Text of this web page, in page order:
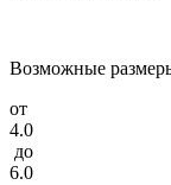
Возможные
от
4.0
до
6.0